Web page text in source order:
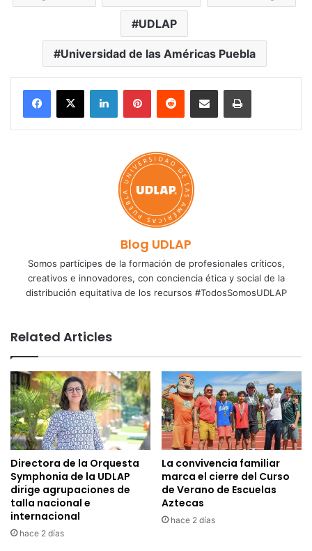
UDLAP
Universidad de las Américas Puebla
LinkedInPinterestReddit Share via Email Print
Blog UDLAP
Somos partícipes de la formación de profesionales críticos,
creativos e innovadores, con conciencia ética y social de la
distribución equitativa de los recursos #TodosSomosUDLAP
Related Articles
Directora de la Orquesta
Symphonia de la UDLAP
dirige agrupaciones de
talla nacional e
internacional
hace 2 días
La convivencia familiar
marca el cierre del Curso
de Verano de Escuelas
Aztecas
hace 2 días